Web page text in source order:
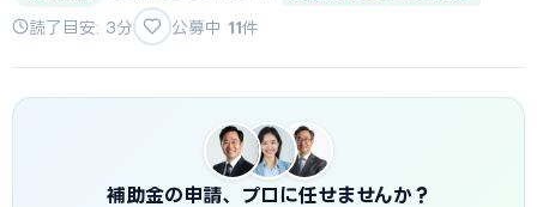
読了目安: 3分 公募中 11件
補助金の申請、プロに任せませんか？